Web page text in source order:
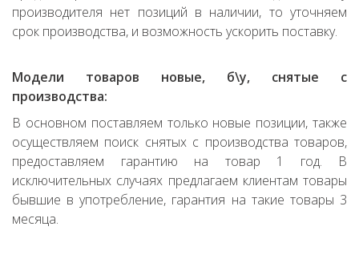
производителя нет позиций в наличии, то уточняем
срок производства, и возможность ускорить поставку.
Модели товаров новые, б\у, снятые с
производства:
В основном поставляем только новые позиции, также
осуществляем поиск снятых с производства товаров,
предоставляем гарантию на товар 1 год. В
исключительных случаях предлагаем клиентам товары
бывшие в употребление, гарантия на такие товары 3
месяца.